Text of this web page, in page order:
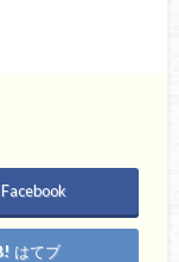
Facebook
はてブ